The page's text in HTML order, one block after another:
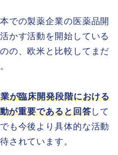
での製薬企業の医薬品開
かす活動を開始している
の、欧米と比較してまだ
が臨床開発段階における
が重要であると回答 して
も今後より具体的な活動
されています。